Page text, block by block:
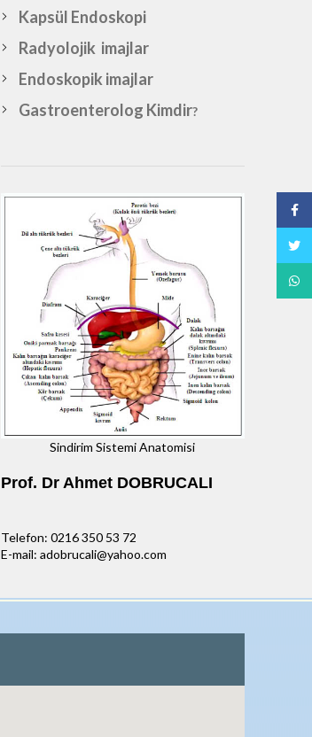
Kapsül Endoskopi
Radyolojik imajlar
Endoskopik imajlar
Gastroenterolog Kimdir?
Sindirim Sistemi Anatomisi
Prof. Dr Ahmet DOBRUCALI
Telefon: 0216 350 53 72
E-mail: adobrucali@yahoo.com